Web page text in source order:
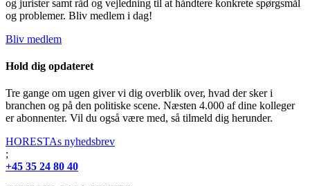
og jurister samt råd og vejledning til at håndtere konkrete spørgsmål
og problemer. Bliv medlem i dag!
Bliv medlem
Hold dig opdateret
Tre gange om ugen giver vi dig overblik over, hvad der sker i
branchen og på den politiske scene. Næsten 4.000 af dine kolleger
er abonnenter. Vil du også være med, så tilmeld dig herunder.
HORESTAs nyhedsbrev
;
+45 35 24 80 40